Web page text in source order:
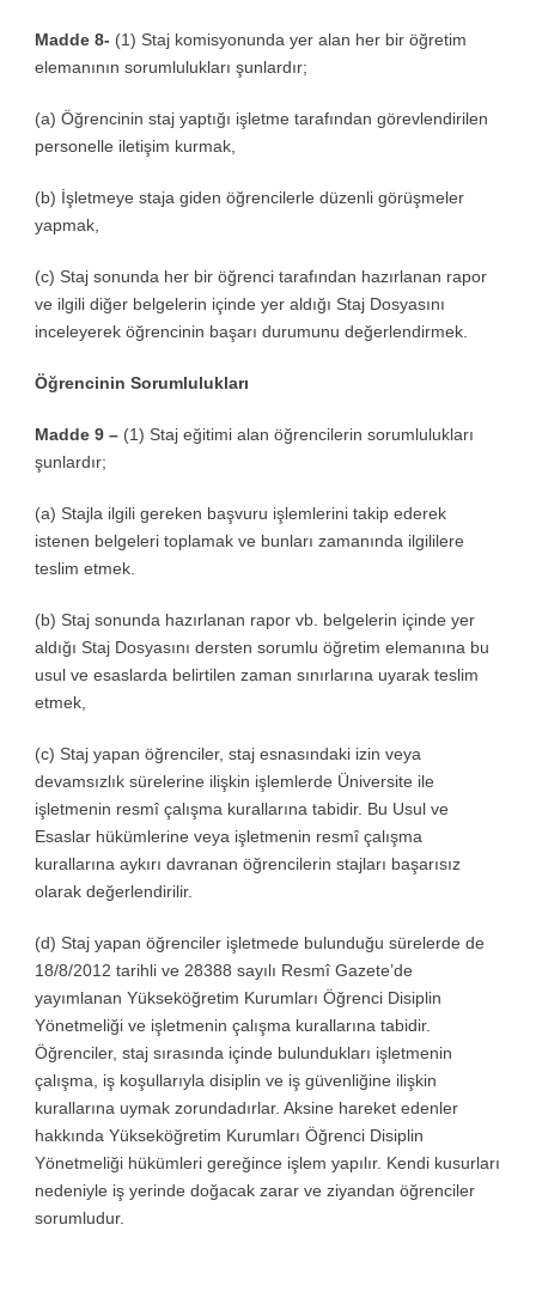
Madde 8- (1) Staj komisyonunda yer alan her bir öğretim
elemanının sorumlulukları şunlardır;
(a) Öğrencinin staj yaptığı işletme tarafından görevlendirilen
personelle iletişim kurmak,
(b) İşletmeye staja giden öğrencilerle düzenli görüşmeler
yapmak,
(c) Staj sonunda her bir öğrenci tarafından hazırlanan rapor
ve ilgili diğer belgelerin içinde yer aldığı Staj Dosyasını
inceleyerek öğrencinin başarı durumunu değerlendirmek.
Öğrencinin Sorumlulukları
Madde 9 – (1) Staj eğitimi alan öğrencilerin sorumlulukları
şunlardır;
(a) Stajla ilgili gereken başvuru işlemlerini takip ederek
istenen belgeleri toplamak ve bunları zamanında ilgililere
teslim etmek.
(b) Staj sonunda hazırlanan rapor vb. belgelerin içinde yer
aldığı Staj Dosyasını dersten sorumlu öğretim elemanına bu
usul ve esaslarda belirtilen zaman sınırlarına uyarak teslim
etmek,
(c) Staj yapan öğrenciler, staj esnasındaki izin veya
devamsızlık sürelerine ilişkin işlemlerde Üniversite ile
işletmenin resmî çalışma kurallarına tabidir. Bu Usul ve
Esaslar hükümlerine veya işletmenin resmî çalışma
kurallarına aykırı davranan öğrencilerin stajları başarısız
olarak değerlendirilir.
(d) Staj yapan öğrenciler işletmede bulunduğu sürelerde de
18/8/2012 tarihli ve 28388 sayılı Resmî Gazete’de
yayımlanan Yükseköğretim Kurumları Öğrenci Disiplin
Yönetmeliği ve işletmenin çalışma kurallarına tabidir.
Öğrenciler, staj sırasında içinde bulundukları işletmenin
çalışma, iş koşullarıyla disiplin ve iş güvenliğine ilişkin
kurallarına uymak zorundadırlar. Aksine hareket edenler
hakkında Yükseköğretim Kurumları Öğrenci Disiplin
Yönetmeliği hükümleri gereğince işlem yapılır. Kendi kusurları
nedeniyle iş yerinde doğacak zarar ve ziyandan öğrenciler
sorumludur.